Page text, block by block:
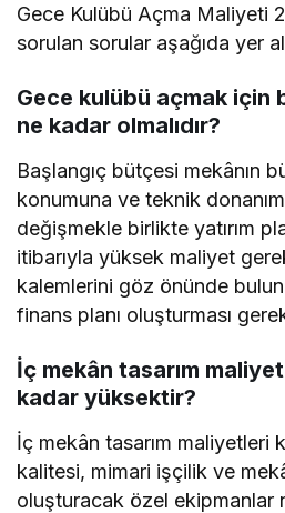
Gece Kulübü Açma Maliyeti
sorulan sorular aşağıda yer
Gece kulübü açmak için
ne kadar olmalıdır?
Başlangıç bütçesi mekânın
konumuna ve teknik
değişmekle birlikte yatırım
itibarıyla yüksek maliyet
kalemlerini göz önünde
finans planı oluşturması
İç mekân tasarım
kadar yüksektir?
İç mekân tasarım maliyetleri
kalitesi, mimari işçilik ve
oluşturacak özel ekipmanlar